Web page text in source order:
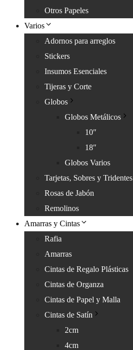
Otros Papeles
Varios
Adornos para arreglos
Stickers
Insumos Esenciales
Tijeras y Corte
Globos
Globos Metálicos
10″
18″
Globos Varios
Tarjetas, Sobres y Tridentes
Rosas de Jabón
Remolinos
Amarras y Cintas
Rafia
Amarras
Cintas de Regalo Plásticas
Cintas de Organza
Cintas de Papel y Malla
Cintas de Satín
2cm
4cm